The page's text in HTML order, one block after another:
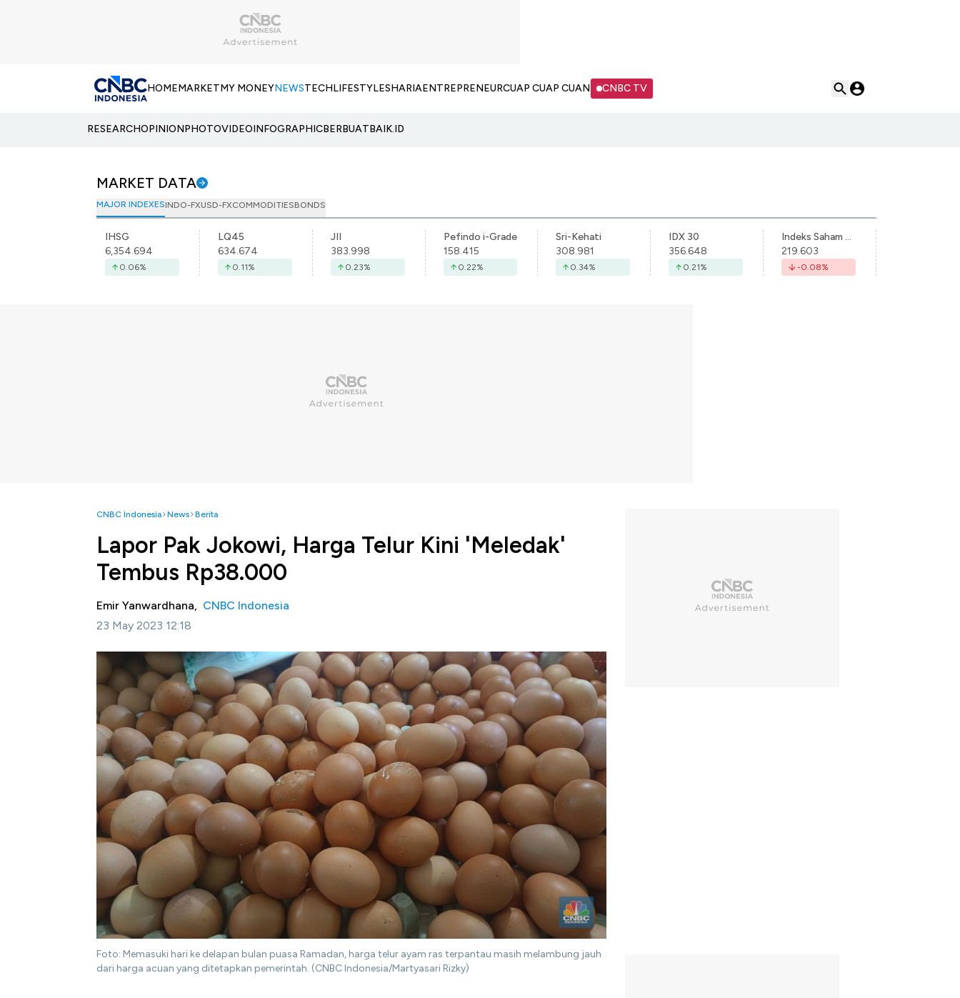
HOMEMARKETMY MONEYNEWSTECHLIFESTYLESHARIAENTREPRENEURCUAP CUAP CUAN CNBC TV
RESEARCHOPINIONPHOTOVIDEOINFOGRAPHICBERBUATBAIK.ID
MARKET DATA
MAJOR INDEXESINDO-FXUSD-FXCOMMODITIESBONDS
IHSG
6,354.694
0.06%
LQ45
634.674
0.11%
JII
383.998
0.23%
Pefindo i-Grade
158.415
0.22%
Sri-Kehati
308.981
0.34%
IDX 30
356.648
0.21%
Indeks Saham Syariah Indonesia
219.603
-0.08%
CNBC Indonesia News Berita
Lapor Pak Jokowi, Harga Telur Kini 'Meledak'
Tembus Rp38.000
Emir Yanwardhana, CNBC Indonesia
23 May 2023 12:18
Foto: Memasuki hari ke delapan bulan puasa Ramadan, harga telur ayam ras terpantau masih melambung jauh
dari harga acuan yang ditetapkan pemerintah. (CNBC Indonesia/Martyasari Rizky)